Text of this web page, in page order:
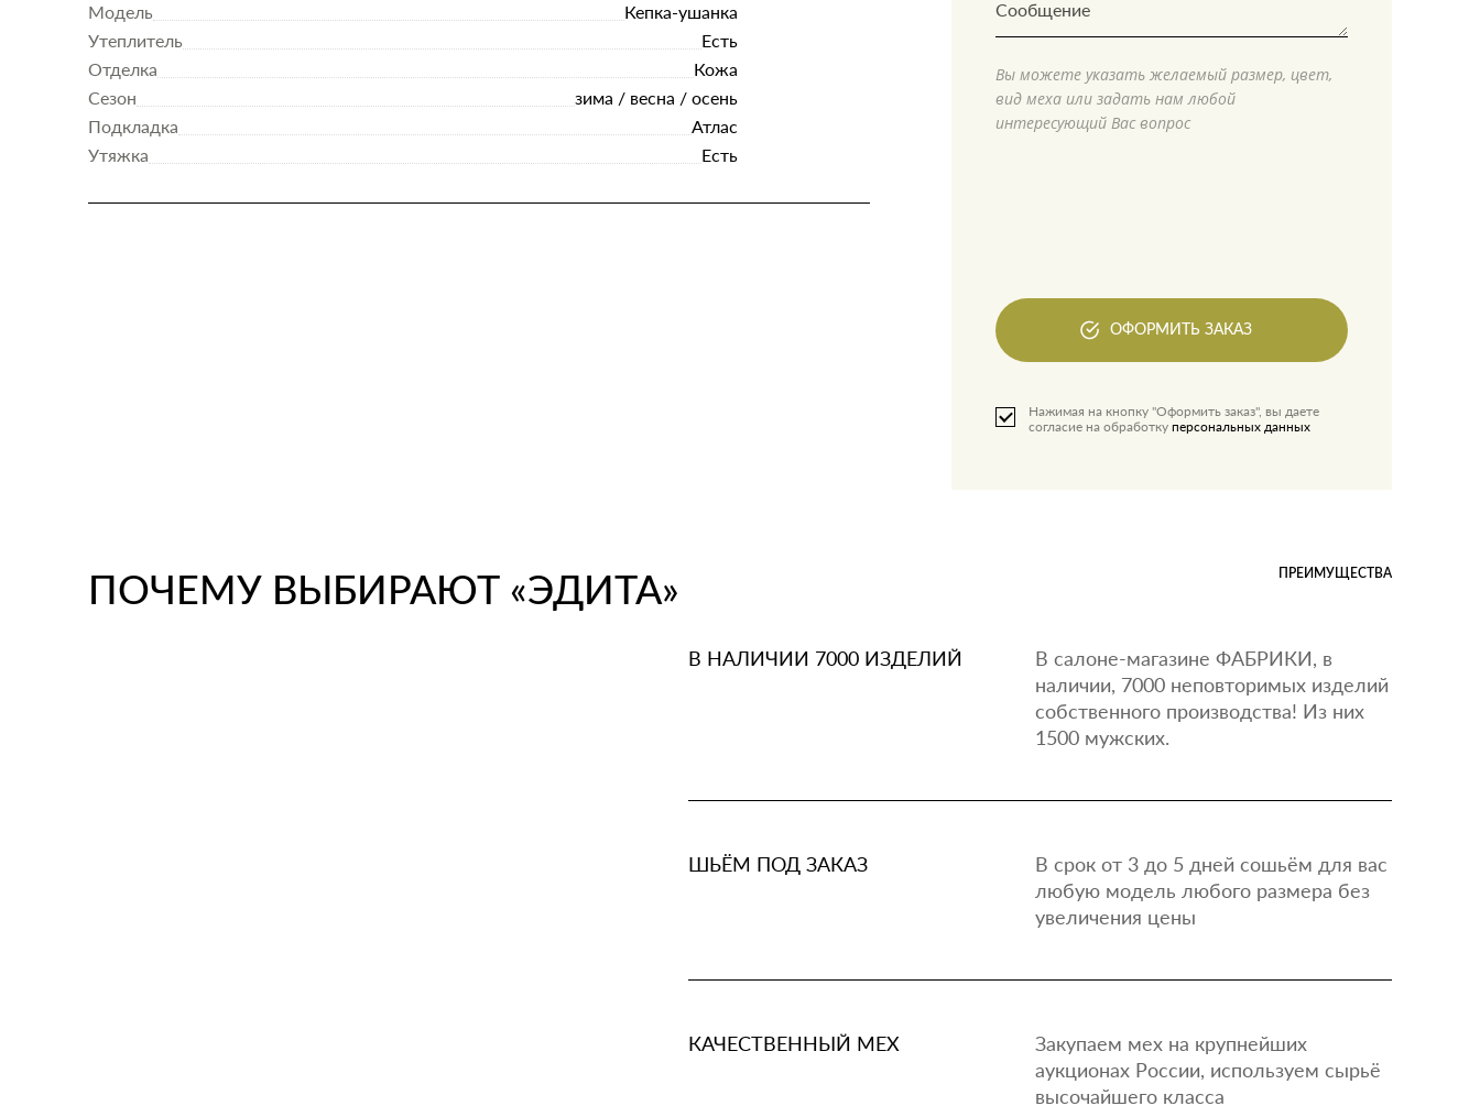
Модель
Кепка-ушанка
Утеплитель
Есть
Отделка
Кожа
Сезон
зима / весна / осень
Подкладка
Атлас
Утяжка
Есть
Вы можете указать желаемый размер, цвет,
вид меха или задать нам любой
интересующий Вас вопрос
ОФОРМИТЬ ЗАКАЗ
Нажимая на кнопку "Оформить заказ", вы даете
согласие на обработку персональных данных
ПОЧЕМУ ВЫБИРАЮТ «ЭДИТА» ПРЕИМУЩЕСТВА
В НАЛИЧИИ 7000 ИЗДЕЛИЙ
В салоне-магазине ФАБРИКИ, в
наличии, 7000 неповторимых изделий
собственного производства! Из них
1500 мужских.
ШЬЁМ ПОД ЗАКАЗ
В срок от 3 до 5 дней сошьём для вас
любую модель любого размера без
увеличения цены
КАЧЕСТВЕННЫЙ МЕХ
Закупаем мех на крупнейших
аукционах России, используем сырьё
высочайшего класса